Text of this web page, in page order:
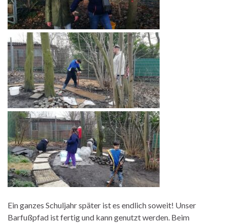
Ein ganzes Schuljahr später ist es endlich soweit! Unser
Barfußpfad ist fertig und kann genutzt werden. Beim